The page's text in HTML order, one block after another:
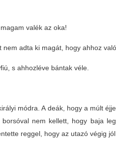
valék az oka!
adta ki magát, hogy ahhoz való
s ahhozléve bántak véle.
módra. A deák, hogy a múlt
nem kellett, hogy baja
reggel, hogy az utazó végig jól